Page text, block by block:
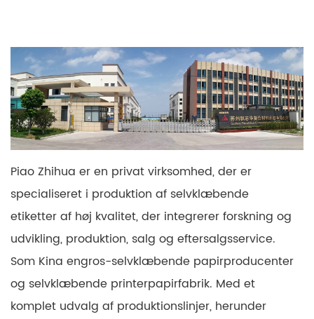
Piao Zhihua er en privat virksomhed, der er
specialiseret i produktion af selvklæbende
etiketter af høj kvalitet, der integrerer forskning og
udvikling, produktion, salg og eftersalgsservice.
Som Kina engros-selvklæbende papirproducenter
og selvklæbende printerpapirfabrik. Med et
komplet udvalg af produktionslinjer, herunder